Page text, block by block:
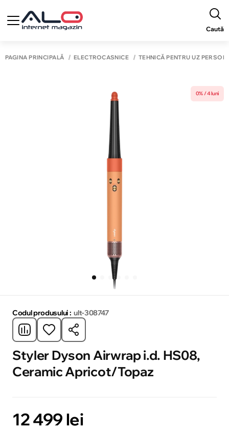
Caută
PAGINA PRINCIPALĂ ELECTROCASNICE TEHNICĂ PENTRU UZ
0% / 4 luni
Codul produsului : ult-308747
Styler Dyson Airwrap i.d. HS08,
Сeramic Apricot/Topaz
12 499 lei